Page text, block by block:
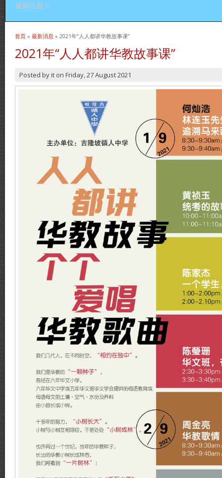
逾期讯息 »
当前位置
首页 » 最新消息 » 2021年“人人都讲华教故事课”
2021年“人人都讲华教故事课”
Posted byit on Friday, 27 August 2021